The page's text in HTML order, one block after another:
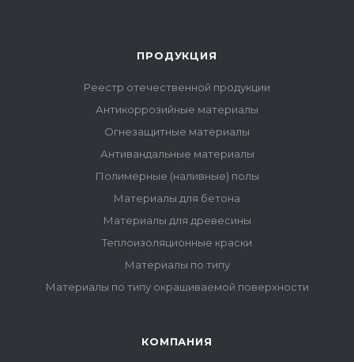
ПРОДУКЦИЯ
Реестр отечественной продукции
Антикоррозийные материалы
Огнезащитные материалы
Антивандальные материалы
Полимерные (наливные) полы
Материалы для бетона
Материалы для древесины
Теплоизоляционные краски
Материалы по типу
Материалы по типу окрашиваемой поверхности
КОМПАНИЯ